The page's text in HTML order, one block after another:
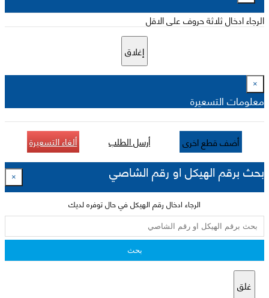
الرجاء ادخال ثلاثة حروف على الاقل
إغلاق
×
معلومات التسعيرة
أضف قطع اخرى أرسل الطلب ألغاء التسعيرة
بحث برقم الهيكل او رقم الشاصي ×
الرجاء ادخال رقم الهيكل في حال توفره لديك
بحث
غلق